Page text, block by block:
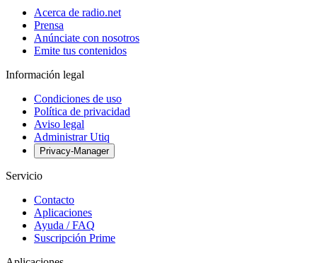
Acerca de radio.net
Prensa
Anúnciate con nosotros
Emite tus contenidos
Información legal
Condiciones de uso
Política de privacidad
Aviso legal
Administrar Utiq
Privacy-Manager
Servicio
Contacto
Aplicaciones
Ayuda / FAQ
Suscripción Prime